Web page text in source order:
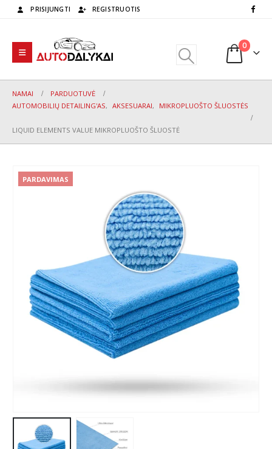
PRISIJUNGTI REGISTRUOTIS
0
NAMAI
PARDUOTUVĖ
AUTOMOBILIŲ DETAILING'AS, AKSESUARAI, MIKROPLUOŠTO ŠLUOSTĖS
LIQUID ELEMENTS VALUE MIKROPLUOŠTO ŠLUOSTĖ
PARDAVIMAS